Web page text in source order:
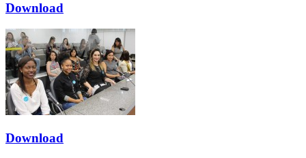
Download
Download